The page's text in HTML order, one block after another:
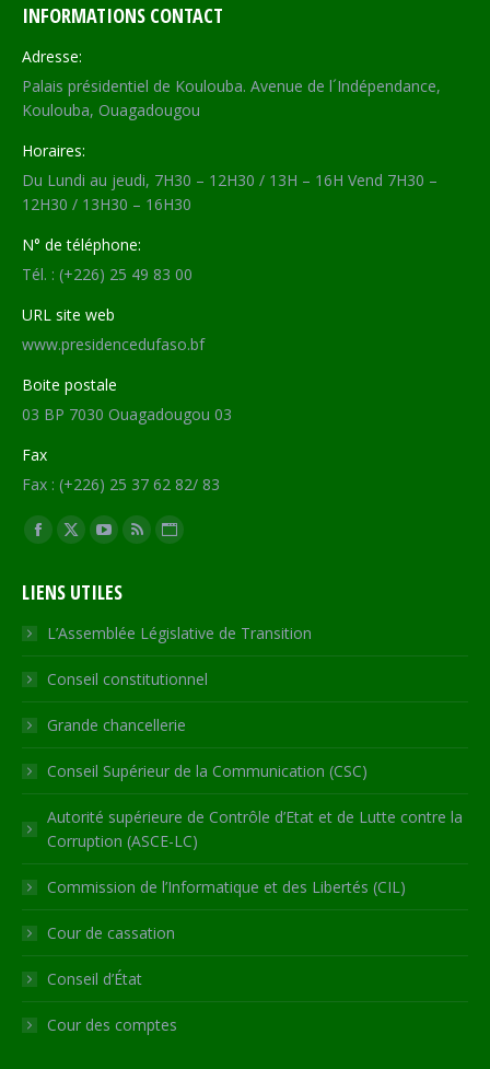
INFORMATIONS CONTACT
Adresse:
Palais présidentiel de Koulouba. Avenue de l´Indépendance,
Koulouba, Ouagadougou
Horaires:
Du Lundi au jeudi, 7H30 – 12H30 / 13H – 16H Vend 7H30 –
12H30 / 13H30 – 16H30
N° de téléphone:
Tél. : (+226) 25 49 83 00
URL site web
www.presidencedufaso.bf
Boite postale
03 BP 7030 Ouagadougou 03
Fax
Fax : (+226) 25 37 62 82/ 83
Trouvez nous sur :
Facebook
opens
in
new
window
X
opens
in
new
window
YouTube
opens
in
new
window
RSS
in
new
window
Site
opens
in
new
LIENS UTILES
L’Assemblée Législative de Transition
Conseil constitutionnel
Grande chancellerie
Conseil Supérieur de la Communication (CSC)
Autorité supérieure de Contrôle d’Etat et de Lutte contre la
Corruption (ASCE-LC)
Commission de l’Informatique et des Libertés (CIL)
Cour de cassation
Conseil d’État
Cour des comptes